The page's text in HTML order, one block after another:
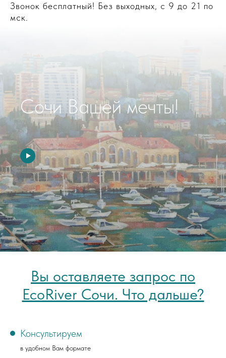
Звонок бесплатный! Без выходных, с 9 до 21 по
мск.
Сочи Вашей мечты!
Вы оставляете запрос по
EcoRiver Сочи. Что дальше?
Консультируем
в удобном Вам формате